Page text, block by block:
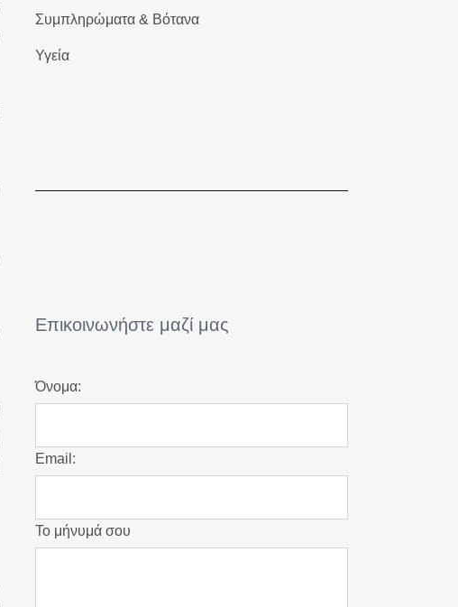
Συμπληρώματα & Βότανα
Υγεία
Επικοινωνήστε μαζί μας
Όνομα:
Email:
Το μήνυμά σου